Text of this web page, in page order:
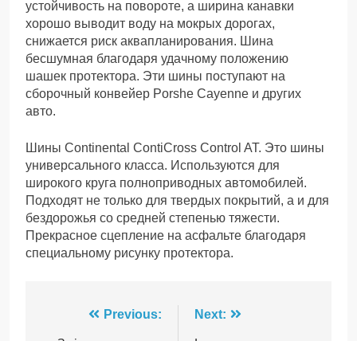
устойчивость на повороте, а ширина канавки
хорошо выводит воду на мокрых дорогах,
снижается риск аквапланирования. Шина
бесшумная благодаря удачному положению
шашек протектора. Эти шины поступают на
сборочный конвейер Porshe Cayenne и других
авто.
Шины Continental ContiCross Control AT. Это шины
универсального класса. Используются для
широкого круга полноприводных автомобилей.
Подходят не только для твердых покрытий, а и для
бездорожья со средней степенью тяжести.
Прекрасное сцепление на асфальте благодаря
специальному рисунку протектора.
НавігаціяPrevious: Next: